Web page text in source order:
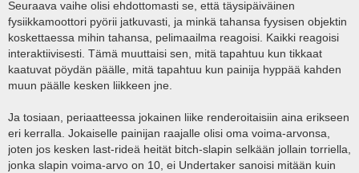
Seuraava vaihe olisi ehdottomasti se, että täysipäiväinen
fysiikkamoottori pyörii jatkuvasti, ja minkä tahansa fyysisen objektin
koskettaessa mihin tahansa, pelimaailma reagoisi. Kaikki reagoisi
interaktiivisesti. Tämä muuttaisi sen, mitä tapahtuu kun tikkaat
kaatuvat pöydän päälle, mitä tapahtuu kun painija hyppää kahden
muun päälle kesken liikkeen jne.
Ja tosiaan, periaatteessa jokainen liike renderoitaisiin aina erikseen
eri kerralla. Jokaiselle painijan raajalle olisi oma voima-arvonsa,
joten jos kesken last-rideä heität bitch-slapin selkään jollain torriella,
jonka slapin voima-arvo on 10, ei Undertaker sanoisi mitään kuin